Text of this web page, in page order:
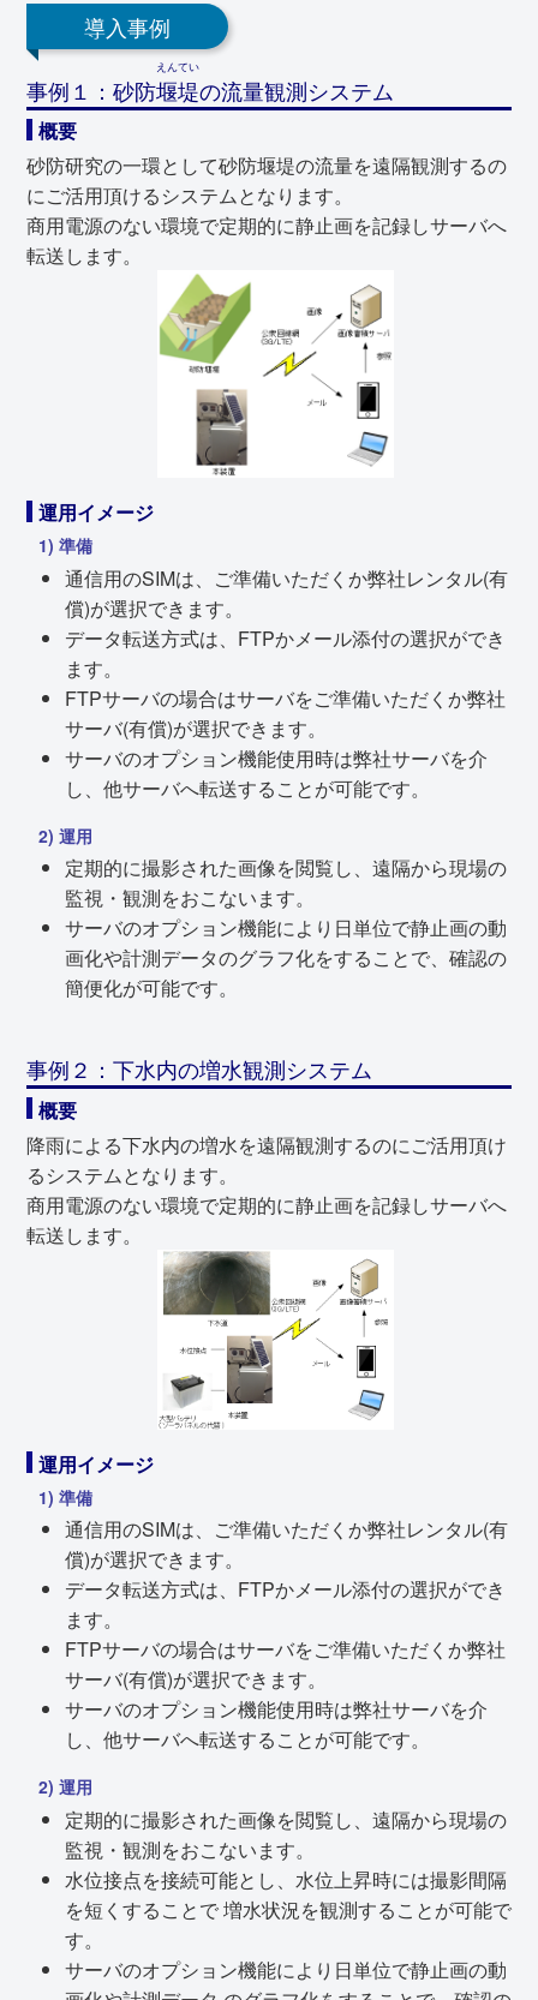
導入事例
事例１：砂防堰堤
えんてい
の流量観測システム
概要
砂防研究の一環として砂防堰堤の流量を遠隔観測するの
にご活用頂けるシステムとなります。
商用電源のない環境で定期的に静止画を記録しサーバへ
転送します。
運用イメージ
1) 準備
通信用のSIMは、ご準備いただくか弊社レンタル(有
償)が選択できます。
データ転送方式は、FTPかメール添付の選択ができ
ます。
FTPサーバの場合はサーバをご準備いただくか弊社
サーバ(有償)が選択できます。
サーバのオプション機能使用時は弊社サーバを介
し、他サーバへ転送することが可能です。
2) 運用
定期的に撮影された画像を閲覧し、遠隔から現場の
監視・観測をおこないます。
サーバのオプション機能により日単位で静止画の動
画化や計測データのグラフ化をすることで、確認の
簡便化が可能です。
事例２：下水内の増水観測システム
概要
降雨による下水内の増水を遠隔観測するのにご活用頂け
るシステムとなります。
商用電源のない環境で定期的に静止画を記録しサーバへ
転送します。
運用イメージ
1) 準備
通信用のSIMは、ご準備いただくか弊社レンタル(有
償)が選択できます。
データ転送方式は、FTPかメール添付の選択ができ
ます。
FTPサーバの場合はサーバをご準備いただくか弊社
サーバ(有償)が選択できます。
サーバのオプション機能使用時は弊社サーバを介
し、他サーバへ転送することが可能です。
2) 運用
定期的に撮影された画像を閲覧し、遠隔から現場の
監視・観測をおこないます。
水位接点を接続可能とし、水位上昇時には撮影間隔
を短くすることで 増水状況を観測することが可能で
す。
サーバのオプション機能により日単位で静止画の動